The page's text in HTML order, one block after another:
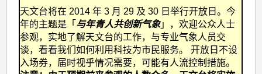
天文台将在 2014 年 3 月 29 及 30 日举行开放日。今
年的主题是「 与年青人共创新气象」，欢迎公众人士
参观，实地了解天文台的工作，与专业气象人员交
谈，看看我们如何利用科技为市民服务。
开放日不设
入场券，届时视乎情况需要，可能有人流控制措施。